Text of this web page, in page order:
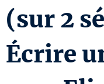
(sur 2
Écrire